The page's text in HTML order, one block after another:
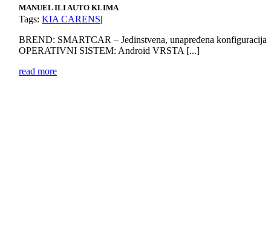
MANUEL ILI AUTO KLIMA
Tags:KIA CARENS|
BREND: SMARTCAR – Jedinstvena, unapređena konfiguracija
OPERATIVNI SISTEM: Android VRSTA [...]
read more